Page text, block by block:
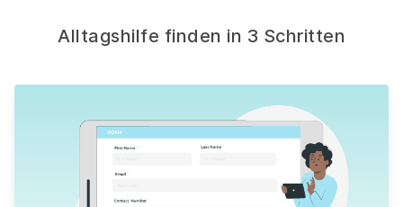
Alltagshilfe finden in 3 Schritten